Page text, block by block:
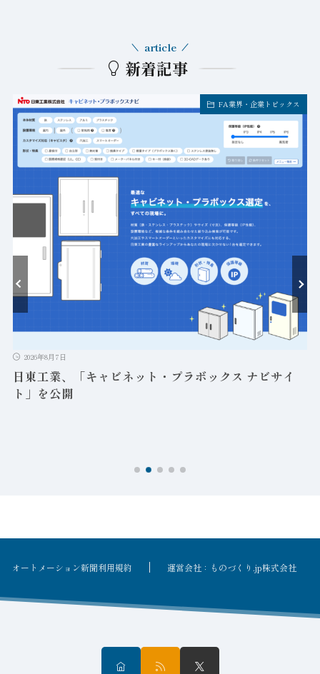
新着記事
article
FA業界・企業トピックス
2026年8月7日
日東工業、「キャビネット・プラボックス ナビサイ
ト」を公開
オートメーション新聞利用規約 運営会社：ものづくり.jp株式会社